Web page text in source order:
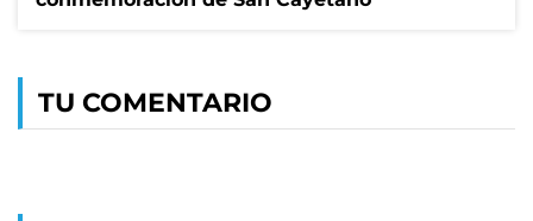
TU COMENTARIO